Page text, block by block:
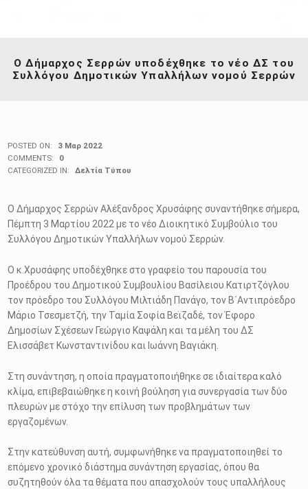
Ο Δήμαρχος Σερρών υποδέχθηκε το νέο ΔΣ του
Συλλόγου Δημοτικών Υπαλλήλων νομού Σερρών
POSTED ON:
3 Μαρ 2022
COMMENTS:
0
CATEGORIZED IN:
Δελτία Τύπου
Ο Δήμαρχος Σερρών Αλέξανδρος Χρυσάφης συναντήθηκε σήμερα,
Πέμπτη 3 Μαρτίου 2022 με το νέο Διοικητικό Συμβούλιο του
Συλλόγου Δημοτικών Υπαλλήλων νομού Σερρών.
Ο κ.Χρυσάφης υποδέχθηκε στο γραφείο του παρουσία του
Προέδρου του Δημοτικού Συμβουλίου Βασίλειου Κατιρτζόγλου
τον πρόεδρο του Συλλόγου Μιλτιάδη Πανάγο, τον Β΄Αντιπρόεδρο
Μάριο Τσεσμετζή, την Ταμία Σοφία Βεϊζαδέ, τον Έφορο
Δημοσίων Σχέσεων Γεώργιο Καψάλη και τα μέλη του ΔΣ
Ελισσάβετ Κωνσταντινίδου και Ιωάννη Βαγιάκη.
Στη συνάντηση, η οποία πραγματοποιήθηκε σε ιδιαίτερα καλό
κλίμα, επιβεβαιώθηκε η κοινή βούληση για συνεργασία των δύο
πλευρών με στόχο την επίλυση των προβλημάτων των
εργαζομένων.
Στην κατεύθυνση αυτή, συμφωνήθηκε να πραγματοποιηθεί το
επόμενο χρονικό διάστημα συνάντηση εργασίας, όπου θα
συζητηθούν όλα τα θέματα που απασχολούν τους υπαλλήλους